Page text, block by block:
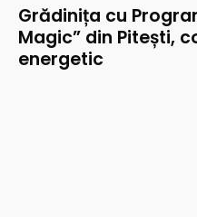
Grădinița cu
Magic” din Pitești,
energetic